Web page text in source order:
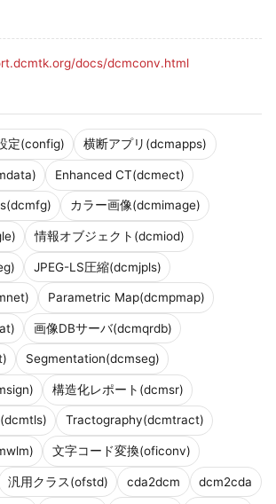
定(config) 横断アプリ(dcmapps)
Enhanced CT(dcmect)
カラー画像(dcmimage)
情報オブジェクト(dcmiod)
JPEG-LS圧縮(dcmjpls)
Parametric Map(dcmpmap)
画像DBサーバ(dcmqrdb)
Segmentation(dcmseg)
構造化レポート(dcmsr)
Tractography(dcmtract)
文字コード変換(oficonv)
汎用クラス(ofstd) cda2dcm dcm2cda
docs/dcmconv.html